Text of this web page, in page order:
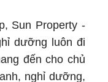
Sun Property -
dưỡng luôn đi
đến cho chủ
nghỉ dưỡng,